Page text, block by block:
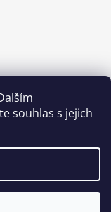
souhlas s jejich